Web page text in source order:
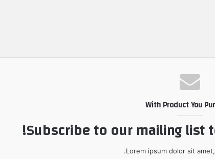
With Product You
Subscribe to our mailing list
Lorem ipsum dolor sit